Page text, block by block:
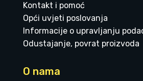
Kontakt i pomoć
Opći uvjeti poslovanja
Informacije o upravljanju
Odustajanje, povrat proizvoda
O nama